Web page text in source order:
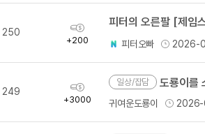
250
획
득
+200
피터의 오른팔 [제임
피터오빠 2026-
249
획
득
+3000
일상/잡담 도룡이를
귀여운도룡이